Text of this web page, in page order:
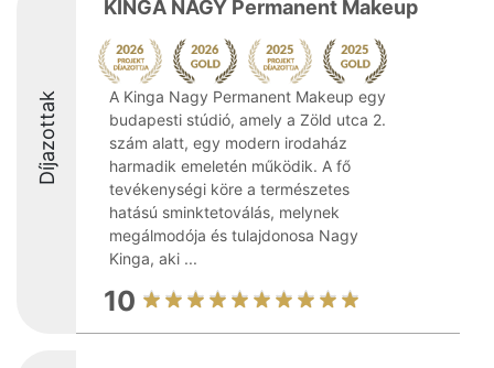
Díjazottak
KINGA NAGY Permanent Makeup
A Kinga Nagy Permanent Makeup egy
budapesti stúdió, amely a Zöld utca 2.
szám alatt, egy modern irodaház
harmadik emeletén működik. A fő
tevékenységi köre a természetes
hatású sminktetoválás, melynek
megálmodója és tulajdonosa Nagy
Kinga, aki ...
10